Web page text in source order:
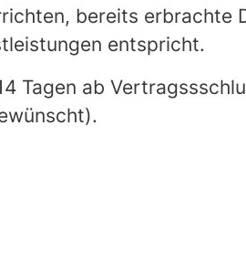
bereits erbrachte
entspricht.
Tagen ab